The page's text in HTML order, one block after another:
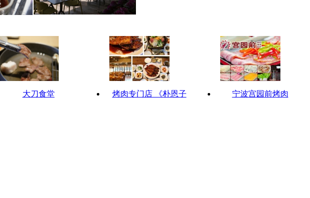
大刀食堂 烤肉专门店 《朴恩子 宁波宫园前烤肉